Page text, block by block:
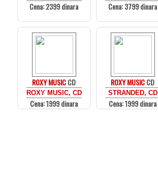
Cena: 2399 dinara Cena: 3799 dinara
ROXY MUSICCD
ROXY MUSIC, CD
Cena: 1999 dinara
ROXY MUSICCD
STRANDED, CD
Cena: 1999 dinara